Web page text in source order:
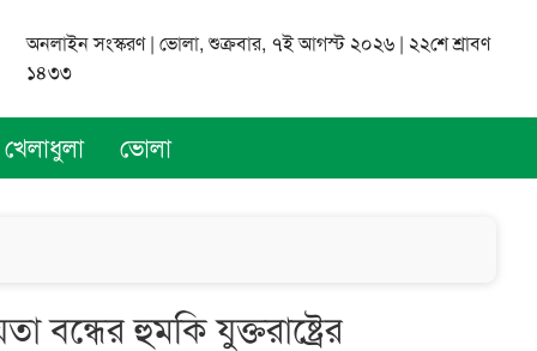
অনলাইন সংস্করণ | ভোলা, শুক্রবার, ৭ই আগস্ট ২০২৬ | ২২শে শ্রাবণ
১৪৩৩
খেলাধুলা ভোলা
বন্ধের হুমকি যুক্তরাষ্ট্রের